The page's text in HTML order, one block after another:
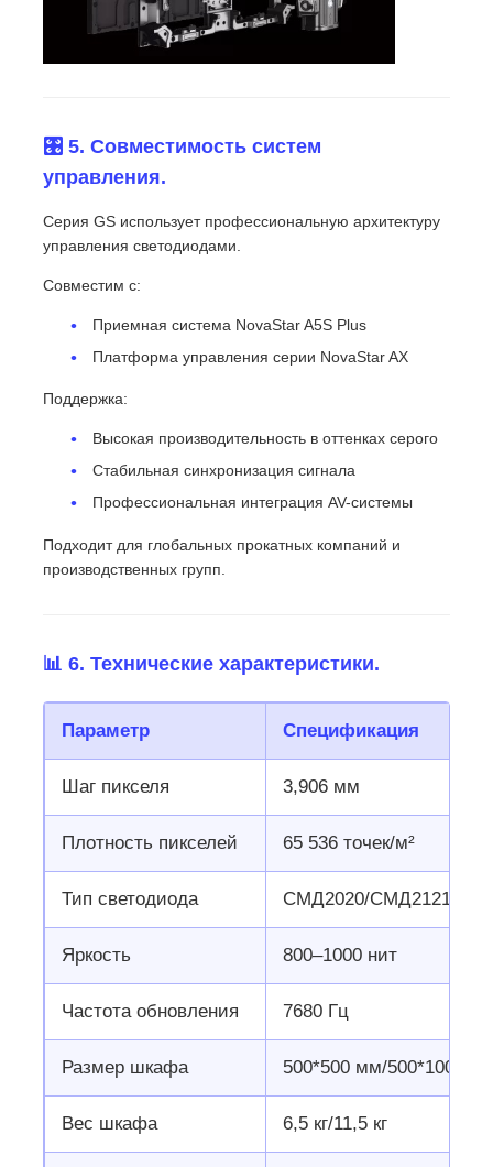
🎛️ 5. Совместимость систем
управления.
Серия GS использует профессиональную архитектуру
управления светодиодами.
Совместим с:
Приемная система NovaStar A5S Plus
Платформа управления серии NovaStar AX
Поддержка:
Высокая производительность в оттенках серого
Стабильная синхронизация сигнала
Профессиональная интеграция AV-системы
Подходит для глобальных прокатных компаний и
производственных групп.
📊 6. Технические характеристики.
Параметр Спецификация
Шаг пикселя 3,906 мм
Плотность пикселей 65 536 точек/м²
Тип светодиода СМД2020/СМД2121
Яркость 800–1000 нит
Частота обновления 7680 Гц
Размер шкафа 500*500 мм/500*1000
Вес шкафа 6,5 кг/11,5 кг